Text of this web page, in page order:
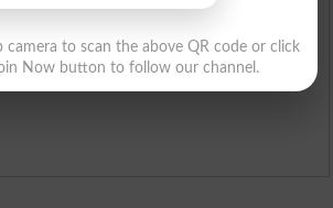
camera to scan the above QR code or click
Now button to follow our channel.